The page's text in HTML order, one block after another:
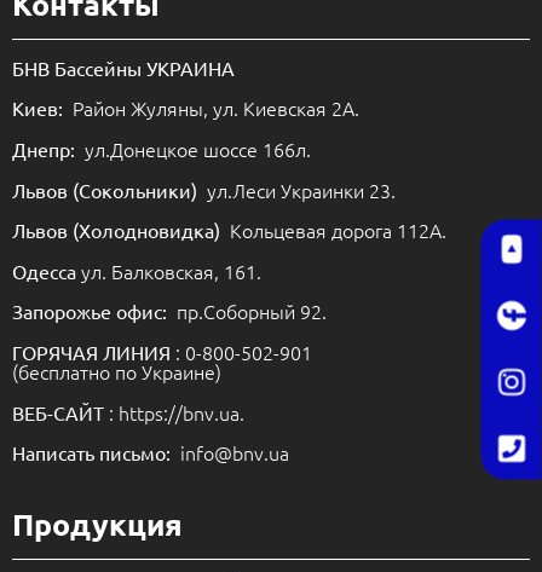
БНВ Бассейны УКРАИНА
Киев: Район Жуляны, ул. Киевская 2А.
Днепр: ул.Донецкое шоссе 166л.
Львов (Сокольники) ул.Леси Украинки 23.
Львов (Холодновидка) Кольцевая дорога 112А.
Одесса ул. Балковская, 161.
Запорожье офис: пр.Соборный 92.
ГОРЯЧАЯ ЛИНИЯ : 0-800-502-901
(бесплатно по Украине)
ВЕБ-САЙТ : https://bnv.ua.
Написать письмо: info@bnv.ua
Продукция